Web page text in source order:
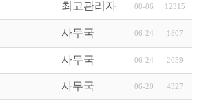
최고관리자 08-06 12315
사무국 06-24 1807
사무국 06-24 2059
사무국 06-20 4327